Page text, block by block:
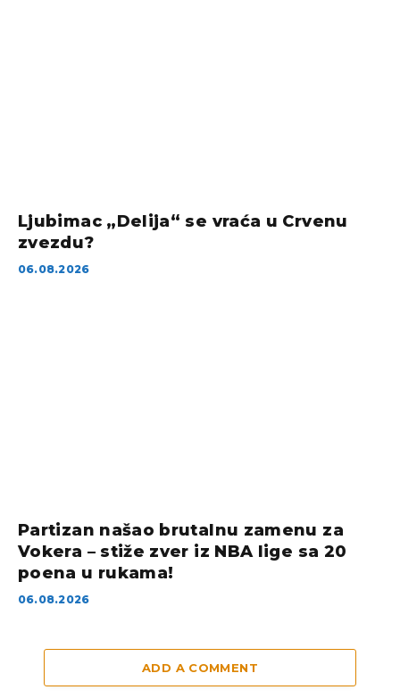
Ljubimac „Delija“ se vraća u Crvenu
zvezdu?
06.08.2026
Partizan našao brutalnu zamenu za
Vokera – stiže zver iz NBA lige sa 20
poena u rukama!
06.08.2026
ADD A COMMENT